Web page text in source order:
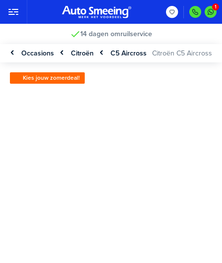
14 dagen omruilservice
Occasions Citroën C5 Aircross Citroën C5 Aircross
Kies jouw zomerdeal!